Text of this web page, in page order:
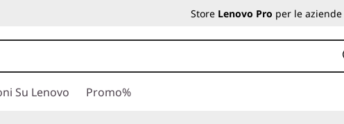
Store Lenovo Pro per le aziende
Su Lenovo Promo%